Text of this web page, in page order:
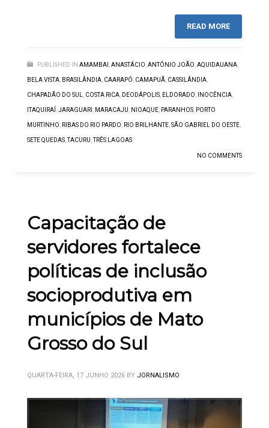
READ MORE
PUBLISHED IN AMAMBAI ANASTÁCIO ANTÔNIO JOÃO AQUIDAUANA
BELA VISTA BRASILÂNDIA CAARAPÓ CAMAPUÃ CASSILÂNDIA
CHAPADÃO DO SUL COSTA RICA DEODÁPOLIS ELDORADO INOCÊNCIA
ITAQUIRAÍ JARAGUARI MARACAJU NIOAQUE PARANHOS PORTO
MURTINHO RIBAS DO RIO PARDO RIO BRILHANTE SÃO GABRIEL DO OESTE
SETE QUEDAS ,TACURU ,TRÊS LAGOAS
NO COMMENTS
Capacitação de
servidores fortalece
políticas de inclusão
socioprodutiva em
municípios de Mato
Grosso do Sul
QUARTA-FEIRA, 17 JUNHO 2026 BY JORNALISMO